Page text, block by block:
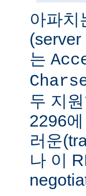
아파치
는
두 지
2296
러운
나 이